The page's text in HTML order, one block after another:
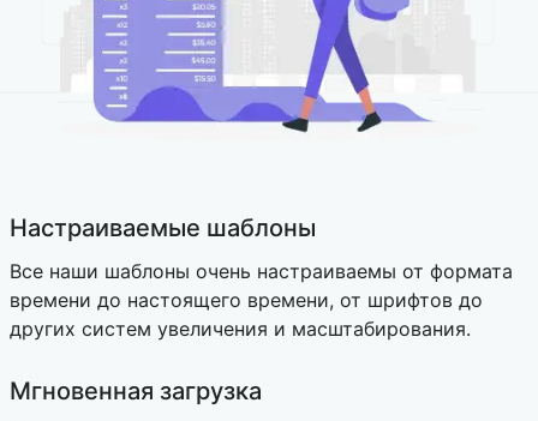
Настраиваемые шаблоны
Все наши шаблоны очень настраиваемы от формата
времени до настоящего времени, от шрифтов до
других систем увеличения и масштабирования.
Мгновенная загрузка